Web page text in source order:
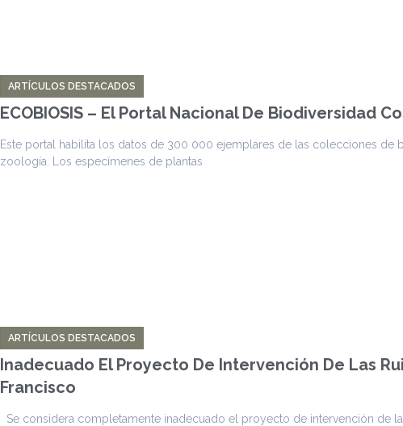
ARTÍCULOS DESTACADOS
ECOBIOSIS – El Portal Nacional De Biodiversidad
Este portal habilita los datos de 300 000 ejemplares de las colecciones de
zoología. Los especímenes de plantas
ARTÍCULOS DESTACADOS
Inadecuado El Proyecto De Intervención De Las
Francisco
Se considera completamente inadecuado el proyecto de intervención de